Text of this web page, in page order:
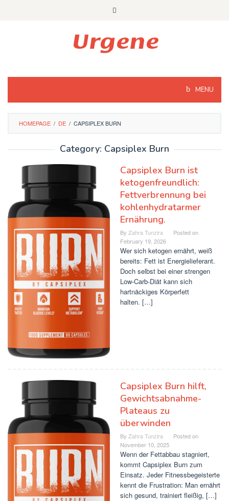
MENU
HOMEPAGE / DE / CAPSIPLEX BURN
Category: Capsiplex Burn
Capsiplex Burn ist
ketogenfreundlich:
Fettverbrennung bei
kohlenhydratarmer
Ernährung.
By Zahra Tunzira
Posted on
February 19, 2026
Wer sich ketogen ernährt, weiß
bereits: Fett ist Energielieferant.
Doch selbst bei einer strengen
Low-Carb-Diät kann sich
hartnäckiges Körperfett
halten. […]
Capsiplex Burn hilft,
Gewichtsabnahme-
Plateaus zu
überwinden
By Zahra Tunzira
Posted on
November 10, 2025
Wenn der Fettabbau stagniert,
kommt Capsiplex Burn zum
Einsatz. Jeder Fitnessbegeisterte
kennt die Frustration: Man ernährt
sich gesund, trainiert fleißig, […]